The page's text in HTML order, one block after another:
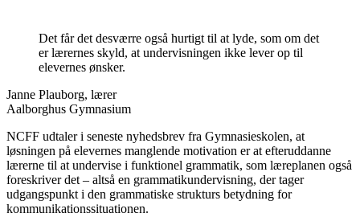
Det får det desværre også hurtigt til at lyde, som om det
er lærernes skyld, at undervisningen ikke lever op til
elevernes ønsker.
Janne Plauborg, lærer
Aalborghus Gymnasium
NCFF udtaler i seneste nyhedsbrev fra Gymnasieskolen, at
løsningen på elevernes manglende motivation er at efteruddanne
lærerne til at undervise i funktionel grammatik, som læreplanen også
foreskriver det – altså en grammatikundervisning, der tager
udgangspunkt i den grammatiske strukturs betydning for
kommunikationssituationen.